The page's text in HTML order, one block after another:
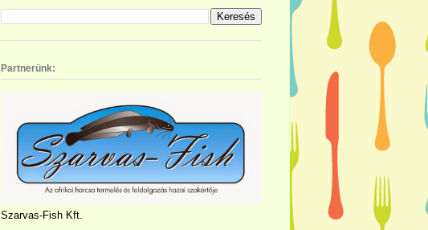
Partnerünk:
Szarvas-Fish Kft.